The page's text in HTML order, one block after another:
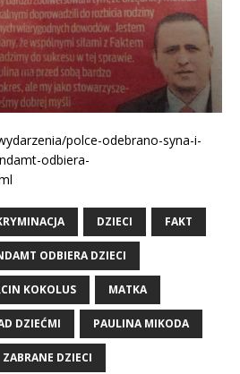
polce-odebrano-syna-i-
odbiera-
DZIECI FAKT
ODBIERA DZIECI
KOKOLUS MATKA
DZIEĆMI PAULINA MIKODA
ZABRANE DZIECI